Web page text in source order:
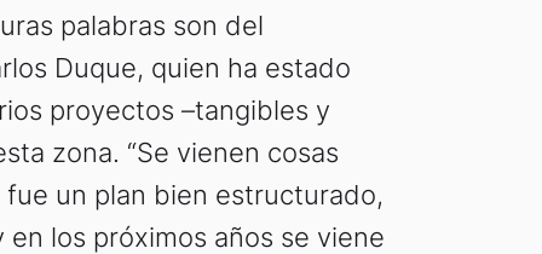
palabras son del
Duque, quien ha estado
proyectos –tangibles y
zona. “Se vienen cosas
un plan bien estructurado,
en los próximos años se viene